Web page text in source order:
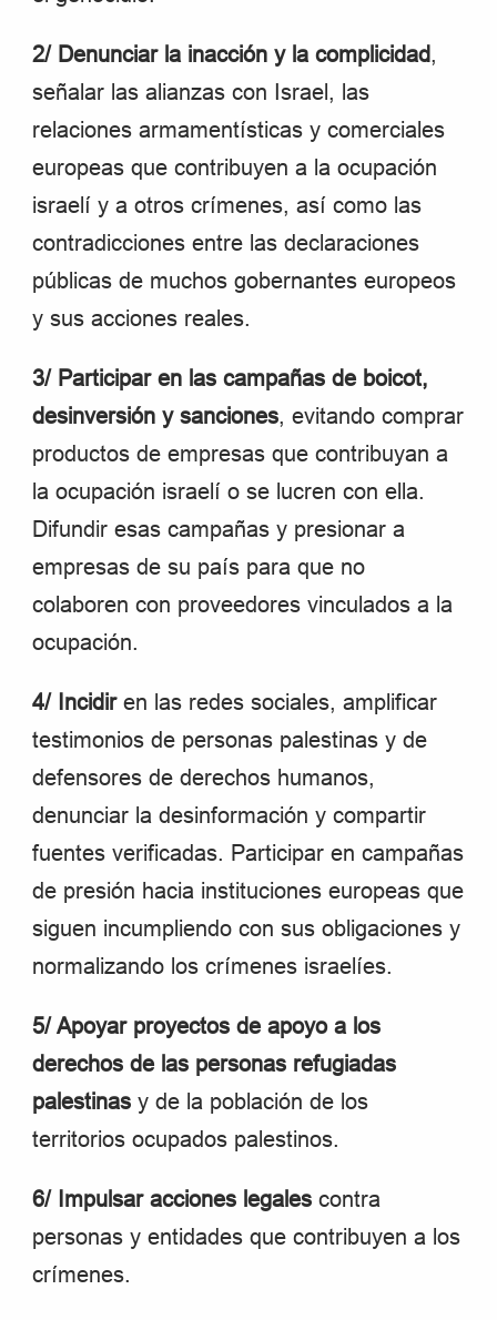
2/ Denunciar la inacción y la complicidad,
señalar las alianzas con Israel, las
relaciones armamentísticas y comerciales
europeas que contribuyen a la ocupación
israelí y a otros crímenes, así como las
contradicciones entre las declaraciones
públicas de muchos gobernantes europeos
y sus acciones reales.
3/ Participar en las campañas de boicot,
desinversión y sanciones, evitando comprar
productos de empresas que contribuyan a
la ocupación israelí o se lucren con ella.
Difundir esas campañas y presionar a
empresas de su país para que no
colaboren con proveedores vinculados a la
ocupación.
4/ Incidiren las redes sociales, amplificar
testimonios de personas palestinas y de
defensores de derechos humanos,
denunciar la desinformación y compartir
fuentes verificadas. Participar en campañas
de presión hacia instituciones europeas que
siguen incumpliendo con sus obligaciones y
normalizando los crímenes israelíes.
5/ Apoyar proyectos de apoyo a los
derechos de las personas refugiadas
palestinas y de la población de los
territorios ocupados palestinos.
6/ Impulsar acciones legales contra
personas y entidades que contribuyen a los
crímenes.